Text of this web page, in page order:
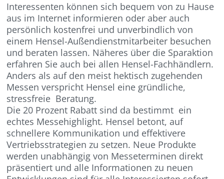
Interessenten können sich bequem von zu Hause
aus im Internet informieren oder aber auch
persönlich kostenfrei und unverbindlich von
einem Hensel-Außendienstmitarbeiter besuchen
und beraten lassen. Näheres über die Sparaktion
erfahren Sie auch bei allen Hensel-Fachhändlern.
Anders als auf den meist hektisch zugehenden
Messen verspricht Hensel eine gründliche,
stressfreie Beratung.
Die 20 Prozent Rabatt sind da bestimmt ein
echtes Messehighlight. Hensel betont, auf
schnellere Kommunikation und effektivere
Vertriebsstrategien zu setzen. Neue Produkte
werden unabhängig von Messeterminen direkt
präsentiert und alle Informationen zu neuen